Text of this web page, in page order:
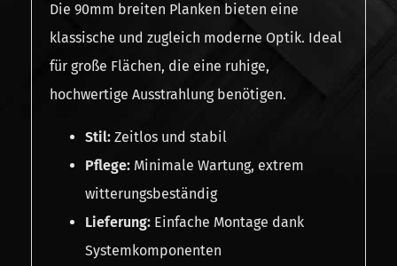
Die 90mm breiten Planken bieten eine
klassische und zugleich moderne Optik. Ideal
für große Flächen, die eine ruhige,
hochwertige Ausstrahlung benötigen.
Stil: Zeitlos und stabil
Pflege: Minimale Wartung, extrem
witterungsbeständig
Lieferung: Einfache Montage dank
Systemkomponenten